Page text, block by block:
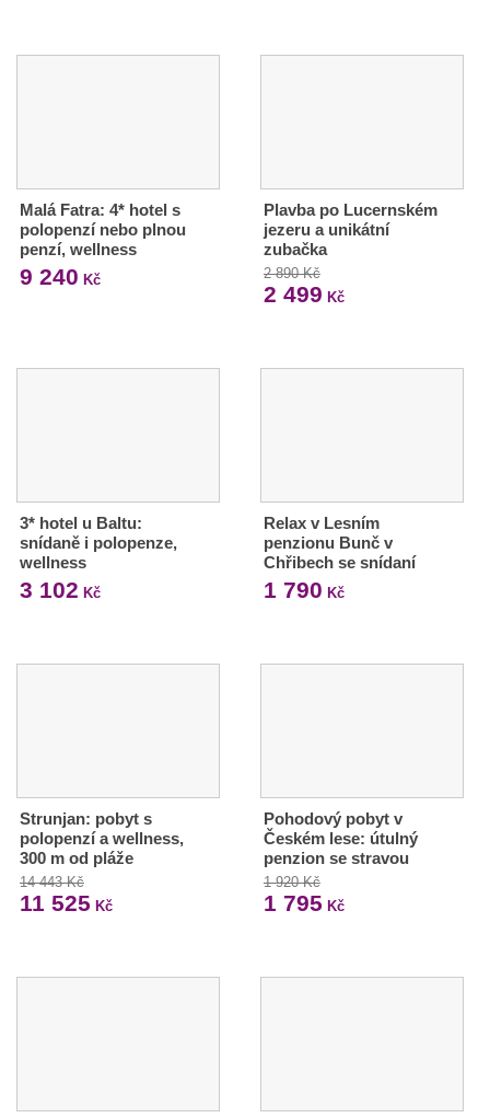
Malá Fatra: 4* hotel s
polopenzí nebo plnou
penzí, wellness
9 240 Kč
Plavba po Lucernském
jezeru a unikátní
zubačka
2 890 Kč
2 499 Kč
3* hotel u Baltu:
snídaně i polopenze,
wellness
3 102 Kč
Relax v Lesním
penzionu Bunč v
Chřibech se snídaní
1 790 Kč
Strunjan: pobyt s
polopenzí a wellness,
300 m od pláže
14 443 Kč
11 525 Kč
Pohodový pobyt v
Českém lese: útulný
penzion se stravou
1 920 Kč
1 795 Kč